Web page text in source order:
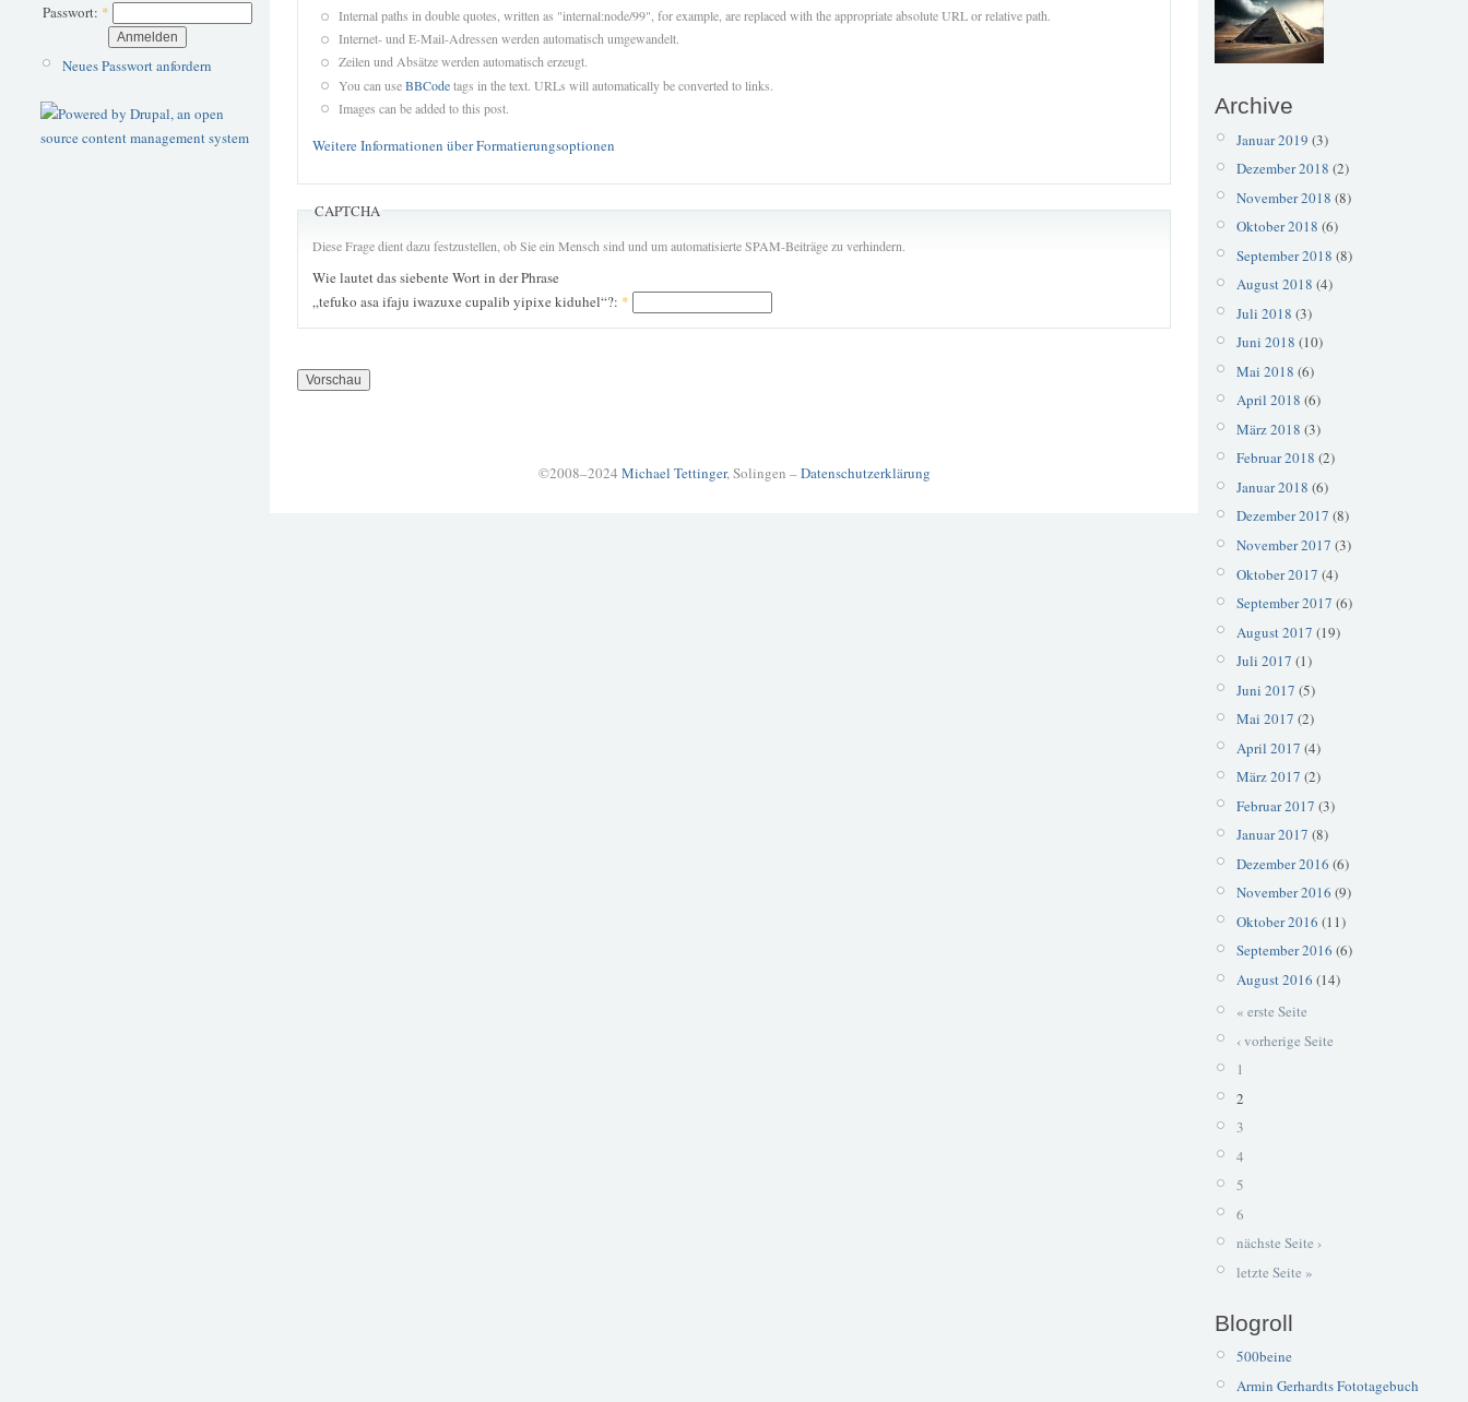
Passwort: *
Neues Passwort anfordern
Internal paths in double quotes, written as "internal:node/99", for example, are replaced with the appropriate absolute URL or relative path.
Internet- und E-Mail-Adressen werden automatisch umgewandelt.
Zeilen und Absätze werden automatisch erzeugt.
You can useBBCodetags in the text. URLs will automatically be converted to links.
Images can be added to this post.
Weitere Informationen über Formatierungsoptionen
CAPTCHA
Diese Frage dient dazu festzustellen, ob Sie ein Mensch sind und um automatisierte SPAM-Beiträge zu verhindern.
Wie lautet das siebente Wort in der Phrase
„tefuko asa ifaju iwazuxe cupalib yipixe kiduhel“?: *
©2008–2024 Michael Tettinger, Solingen –Datenschutzerklärung
Archive
Januar 2019 (3)
Dezember 2018 (2)
November 2018 (8)
Oktober 2018 (6)
September 2018 (8)
August 2018 (4)
Juli 2018 (3)
Juni 2018 (10)
Mai 2018 (6)
April 2018 (6)
März 2018 (3)
Februar 2018 (2)
Januar 2018 (6)
Dezember 2017 (8)
November 2017 (3)
Oktober 2017 (4)
September 2017 (6)
August 2017 (19)
Juli 2017 (1)
Juni 2017 (5)
Mai 2017 (2)
April 2017 (4)
März 2017 (2)
Februar 2017 (3)
Januar 2017 (8)
Dezember 2016 (6)
November 2016 (9)
Oktober 2016 (11)
September 2016 (6)
August 2016 (14)
« erste Seite
‹ vorherige Seite
1
2
3
4
5
6
nächste Seite ›
letzte Seite »
Blogroll
500beine
Armin Gerhardts Fototagebuch